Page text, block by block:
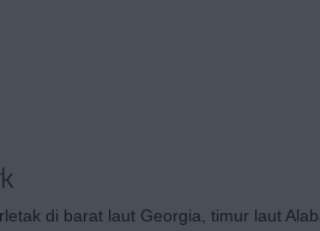
di barat laut Georgia, timur laut